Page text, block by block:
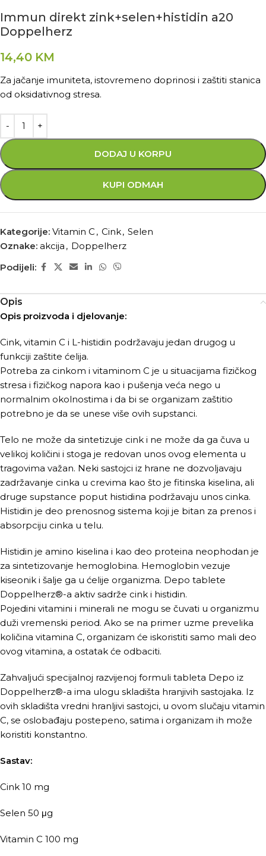
Immun direkt zink+selen+histidin a20
Doppelherz
14,40 KM
Za jačanje imuniteta, istovremeno doprinosi i zaštiti stanica
od oksidativnog stresa.
DODAJ U KORPU
KUPI ODMAH
Kategorije: Vitamin C , Cink, Selen
Oznake: akcija , Doppelherz
Podijeli:
Opis
Opis proizvoda i djelovanje:
Cink, vitamin C i L-histidin podržavaju jedan drugog u
funkciji zaštite ćelija.
Potreba za cinkom i vitaminom C je u situacijama fizičkog
stresa i fizičkog napora kao i pušenja veća nego u
normalnim okolnostima i da bi se organizam zaštitio
potrebno je da se unese više ovih supstanci.
Telo ne može da sintetizuje cink i ne može da ga čuva u
velikoj količini i stoga je redovan unos ovog elementa u
tragovima važan. Neki sastojci iz hrane ne dozvoljavaju
zadržavanje cinka u crevima kao što je fitinska kiselina, ali
druge supstance poput histidina podržavaju unos cinka.
Histidin je deo prenosnog sistema koji je bitan za prenos i
absorpciju cinka u telu.
Histidin je amino kiselina i kao deo proteina neophodan je
za sintetizovanje hemoglobina. Hemoglobin vezuje
kiseonik i šalje ga u ćelije organizma. Depo tablete
Doppelherz®-a aktiv sadrže cink i histidin.
Pojedini vitamini i minerali ne mogu se čuvati u organizmu
duži vremenski period. Ako se na primer uzme prevelika
količina vitamina C, organizam će iskoristiti samo mali deo
ovog vitamina, a ostatak će odbaciti.
Zahvaljući specijalnoj razvijenoj formuli tableta Depo iz
Doppelherz®-a ima ulogu skladišta hranjivih sastojaka. Iz
ovih skladišta vredni hranljivi sastojci, u ovom slučaju vitamin
C, se oslobađaju postepeno, satima i organizam ih može
koristiti konstantno.
Sastav:
Cink 10 mg
Selen 50 μg
Vitamin C 100 mg